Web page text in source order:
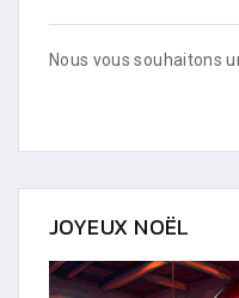
Nous vous souhaitons
JOYEUX NOËL